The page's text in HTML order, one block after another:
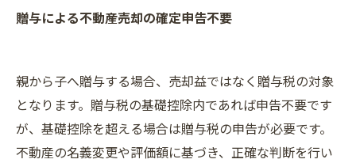
贈与による不動産売却の確定申告不要
親から子へ贈与する場合、売却益ではなく贈与税の対象
となります。贈与税の基礎控除内であれば申告不要です
が、基礎控除を超える場合は贈与税の申告が必要です。
不動産の名義変更や評価額に基づき、正確な判断を行い